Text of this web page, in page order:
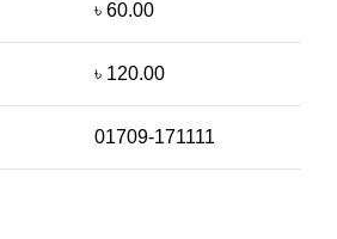
৳ 60.00
৳ 120.00
01709-171111